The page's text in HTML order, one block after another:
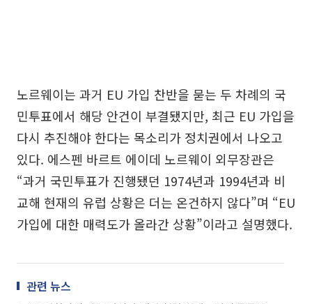
노르웨이는 과거 EU 가입 찬반을 묻는 두 차례의 국
민투표에서 해당 안건이 부결됐지만, 최근 EU 가입을
다시 추진해야 한다는 목소리가 정치권에서 나오고
있다. 에스펜 바르트 에이데 노르웨이 외무장관은
“과거 국민투표가 진행됐던 1974년과 1994년과 비
교해 현재의 유럽 상황은 더는 온건하지 않다”며 “EU
가입에 대한 매력도가 올라간 상황”이라고 설명했다.
관련 뉴스